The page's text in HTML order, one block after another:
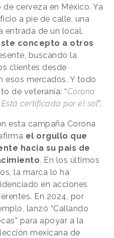
cerveza en México. Ya
a pie de calle, una
entrada de un local.
concepto a otros
buscando la
clientes desde
esos mercados. Y todo
de veteranía: “Corona
certificada por el sol”.
esta campaña Corona
el orgullo que
hacia su país de
. En los últimos
la marca lo ha
en acciones
En 2024, por
lanzó “Callando
para apoyar a la
mexicana de